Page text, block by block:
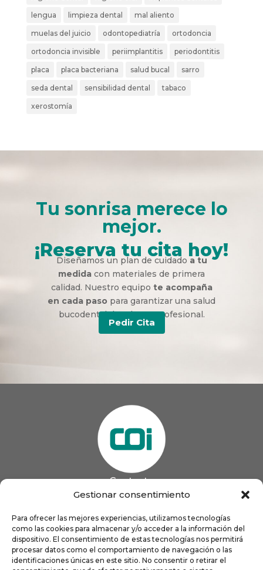
Gestionar consentimiento
Para ofrecer las mejores experiencias, utilizamos tecnologías
como las cookies para almacenar y/o acceder a la información del
dispositivo. El consentimiento de estas tecnologías nos permitirá
procesar datos como el comportamiento de navegación o las
identificaciones únicas en este sitio. No consentir o retirar el
lengua limpieza dental mal aliento
muelas del juicio odontopediatría ortodoncia
ortodoncia invisible periimplantitis periodontitis
placa placa bacteriana salud bucal sarro
seda dental sensibilidad dental tabaco
xerostomía
Tu sonrisa merece lo
mejor.
¡Reserva tu cita hoy!
Diseñamos un plan de cuidado a tu
medida con materiales de primera
calidad. Nuestro equipo te acompaña
en cada paso para garantizar una salud
bucodental duradera y profesional.
Pedir Cita
Contacto
 coigijon@gmail.com
Horario
Lun
9:00 a 13:00 - 16:00 a 21:00
Mar
9:00 a 13:00 - 16:00 a 20:00
Mié
9:00 a 14:00 - 16:00 a 19:00